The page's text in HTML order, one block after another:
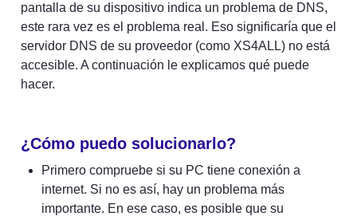
pantalla de su dispositivo indica un problema de DNS,
este rara vez es el problema real. Eso significaría que el
servidor DNS de su proveedor (como XS4ALL) no está
accesible. A continuación le explicamos qué puede
hacer.
¿Cómo puedo solucionarlo?
Primero compruebe si su PC tiene conexión a
internet. Si no es así, hay un problema más
importante. En ese caso, es posible que su